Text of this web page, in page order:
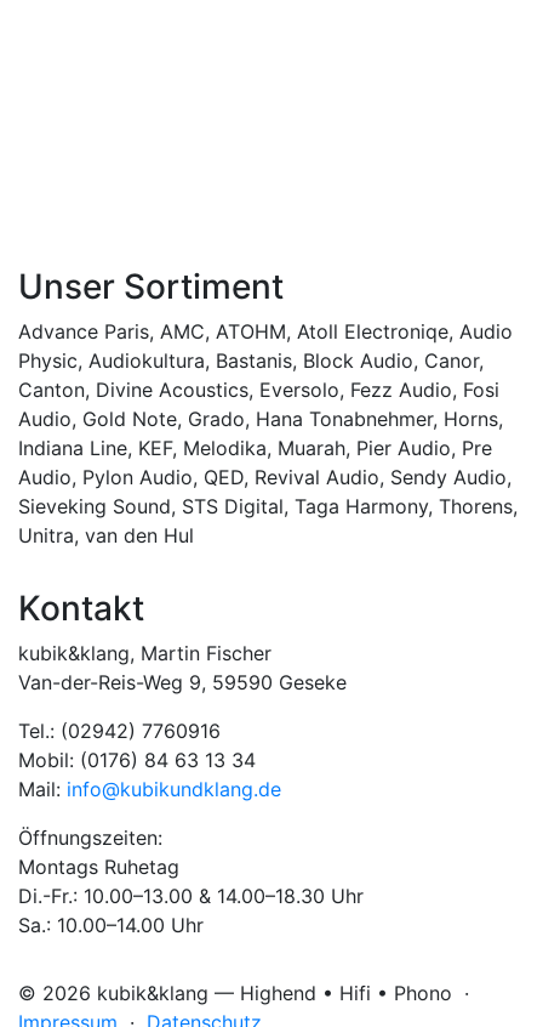
Unser Sortiment
Advance Paris, AMC, ATOHM, Atoll Electroniqe, Audio
Physic, Audiokultura, Bastanis, Block Audio, Canor,
Canton, Divine Acoustics, Eversolo, Fezz Audio, Fosi
Audio, Gold Note, Grado, Hana Tonabnehmer, Horns,
Indiana Line, KEF, Melodika, Muarah, Pier Audio, Pre
Audio, Pylon Audio, QED, Revival Audio, Sendy Audio,
Sieveking Sound, STS Digital, Taga Harmony, Thorens,
Unitra, van den Hul
Kontakt
kubik&klang, Martin Fischer
Van-der-Reis-Weg 9, 59590 Geseke
Tel.: (02942) 7760916
Mobil: (0176) 84 63 13 34
Mail: info@kubikundklang.de
Öffnungszeiten:
Montags Ruhetag
Di.-Fr.: 10.00–13.00 & 14.00–18.30 Uhr
Sa.: 10.00–14.00 Uhr
© 2026 kubik&klang — Highend • Hifi • Phono ·